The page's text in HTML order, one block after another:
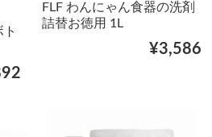
FLF わんにゃん食器の洗剤
詰替お徳用 1L
¥3,586